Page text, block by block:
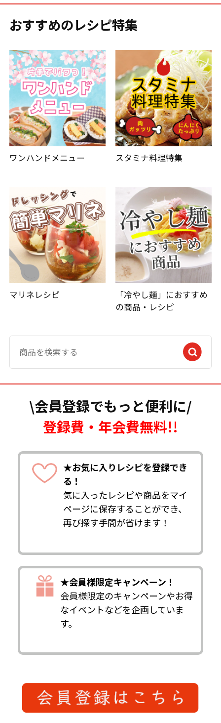
おすすめのレシピ特集
ワンハンドメニュー スタミナ料理特集
マリネレシピ
「冷やし麺」におすすめ
の商品・レシピ
\会員登録でもっと便利に/
登録費・年会費無料!!
★お気に入りレシピを登録でき
る！
気に入ったレシピや商品をマイ
ページに保存することができ、
再び探す手間が省けます！
★会員様限定キャンペーン！
会員様限定のキャンペーンやお得
なイベントなどを企画していま
す。